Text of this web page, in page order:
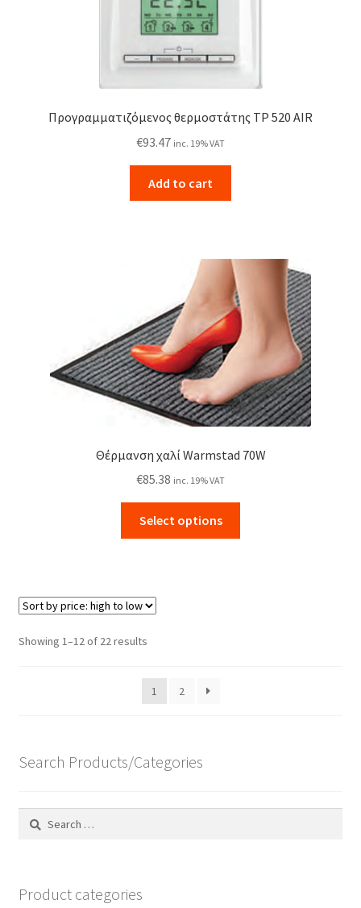
product
Προγραμματιζόμενος θερμοστάτης TP 520 AIR
€93.47 inc. 19% VAT
Add to cart
Θέρμανση χαλί Warmstad 70W
€85.38 inc. 19% VAT
Select options
Showing 1–12 of 22 resultsSorted
price:
high
1 2
Search Products/Categories
Search
Product categories